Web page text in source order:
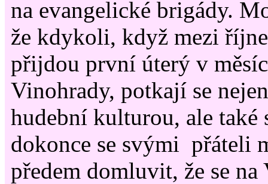
na evangelické brigády.
že kdykoli, když mezi
přijdou první úterý v
Vinohrady, potkají se
hudební kulturou, ale také
dokonce se svými přáteli
předem domluvit, že se na